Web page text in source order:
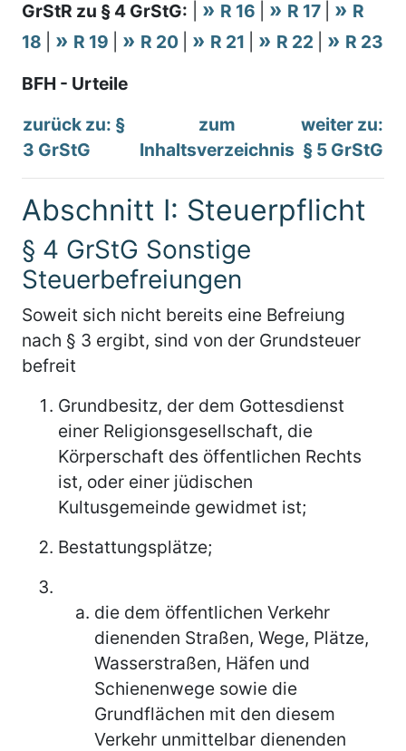
GrStR zu § 4 GrStG: R 16 R 17
R
18
R 19 R 20 R 21 R 22
R 23
BFH - Urteile
zurück zu: §
3 GrStG
zum
Inhaltsverzeichnis
weiter zu:
§ 5 GrStG
Abschnitt I: Steuerpflicht
§ 4 GrStG Sonstige
Steuerbefreiungen
Soweit sich nicht bereits eine Befreiung
nach § 3 ergibt, sind von der Grundsteuer
befreit
Grundbesitz, der dem Gottesdienst
einer Religionsgesellschaft, die
Körperschaft des öffentlichen Rechts
ist, oder einer jüdischen
Kultusgemeinde gewidmet ist;
Bestattungsplätze;
die dem öffentlichen Verkehr
dienenden Straßen, Wege, Plätze,
Wasserstraßen, Häfen und
Schienenwege sowie die
Grundflächen mit den diesem
Verkehr unmittelbar dienenden